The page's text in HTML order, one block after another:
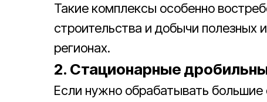
Такие комплексы особенно
строительства и добычи полезных
регионах.
2. Стационарные
Если нужно обрабатывать